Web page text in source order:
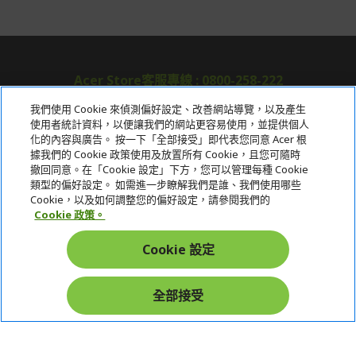
Acer Store客服專線 : 0800-258-222
關於宏碁
服務
宏碁網路商城
在社群上追蹤 Acer
我們使用 Cookie 來偵測偏好設定、改善網站導覽，以及產生
使用者統計資料，以便讓我們的網站更容易使用，並提供個人
化的內容與廣告。 按一下「全部接受」即代表您同意 Acer 根
據我們的 Cookie 政策使用及放置所有 Cookie，且您可隨時
撤回同意。在「Cookie 設定」下方，您可以管理每種 Cookie
類型的偏好設定。 如需進一步瞭解我們是誰、我們使用哪些
Cookie，以及如何調整您的偏好設定，請參閱我們的
Cookie 政策。
Cookie 設定
全部接受